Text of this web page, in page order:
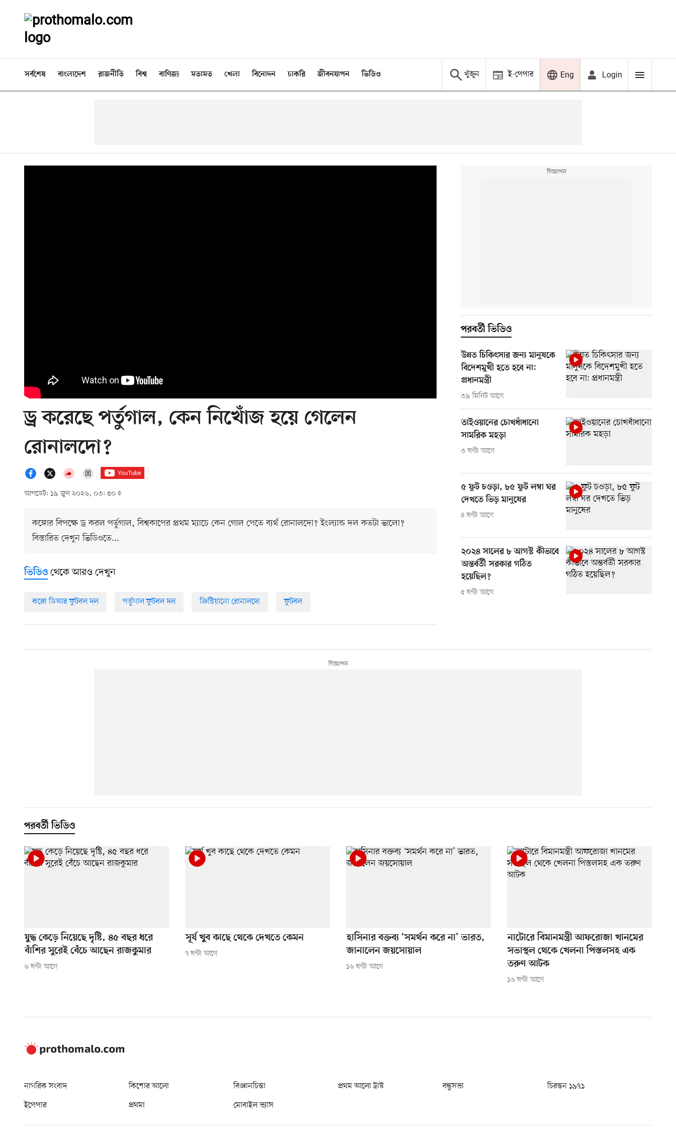
সর্বশেষ বাংলাদেশ রাজনীতি বিশ্ব বাণিজ্য মতামত খেলা বিনোদন চাকরি জীবনযাপন ভিডিও খুঁজুন ই-পেপার Eng Login
ড্র করেছে পর্তুগাল, কেন নিখোঁজ হয়ে গেলেন
রোনালদো?
আপডেট: ১৯ জুন ২০২৬, ০৩: ৫০
কঙ্গোর বিপক্ষে ড্র করল পর্তুগাল, বিশ্বকাপের প্রথম ম্যাচে কেন গোল পেতে ব্যর্থ রোনালদো? ইংল্যান্ড দল কতটা ভালো?
বিস্তারিত দেখুন ভিডিওতে...
পরবর্তী ভিডিও
উন্নত চিকিৎসার জন্য মানুষকে
বিদেশমুখী হতে হবে না:
প্রধানমন্ত্রী
৩৯ মিনিট আগে
তাইওয়ানের চোখধাঁধানো
সামরিক মহড়া
৩ ঘণ্টা আগে
৫ ফুট চওড়া, ৮৫ ফুট লম্বা ঘর
দেখতে ভিড় মানুষের
৪ ঘণ্টা আগে
২০২৪ সালের ৮ আগস্ট কীভাবে
অন্তর্বর্তী সরকার গঠিত
হয়েছিল?
৫ ঘণ্টা আগে
ভিডিও থেকে আরও দেখুন
কঙ্গো ডিআর ফুটবল দল পর্তুগাল ফুটবল দল ক্রিস্টিয়ানো রোনালদো ফুটবল
পরবর্তী ভিডিও
যুদ্ধ কেড়ে নিয়েছে দৃষ্টি, ৪৫ বছর ধরে
বাঁশির সুরেই বেঁচে আছেন রাজকুমার
৬ ঘণ্টা আগে
সূর্য খুব কাছে থেকে দেখতে কেমন
৭ ঘণ্টা আগে
হাসিনার বক্তব্য ‘সমর্থন করে না’ ভারত,
জানালেন জয়সোয়াল
১৬ ঘণ্টা আগে
নাটোরে বিমানমন্ত্রী আফরোজা খানমের
সভাস্থল থেকে খেলনা পিস্তলসহ এক
তরুণ আটক
১৬ ঘণ্টা আগে
নাগরিক সংবাদ কিশোর আলো বিজ্ঞানচিন্তা প্রথম আলো ট্রাস্ট বন্ধুসভা
চিরন্তন ১৯৭১
ইপেপার
প্রথমা মোবাইল ভ্যাস